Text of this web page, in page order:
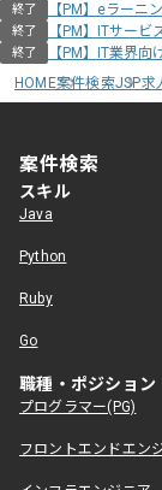
終了 【PM】eラーニ
終了 【PM】ITサー
終了
【PM】IT業界向
HOME案件検索JSP求
案件検索
スキル
Java
Python
Ruby
Go
職種・ポジション
プログラマー(PG)
フロントエンドエン